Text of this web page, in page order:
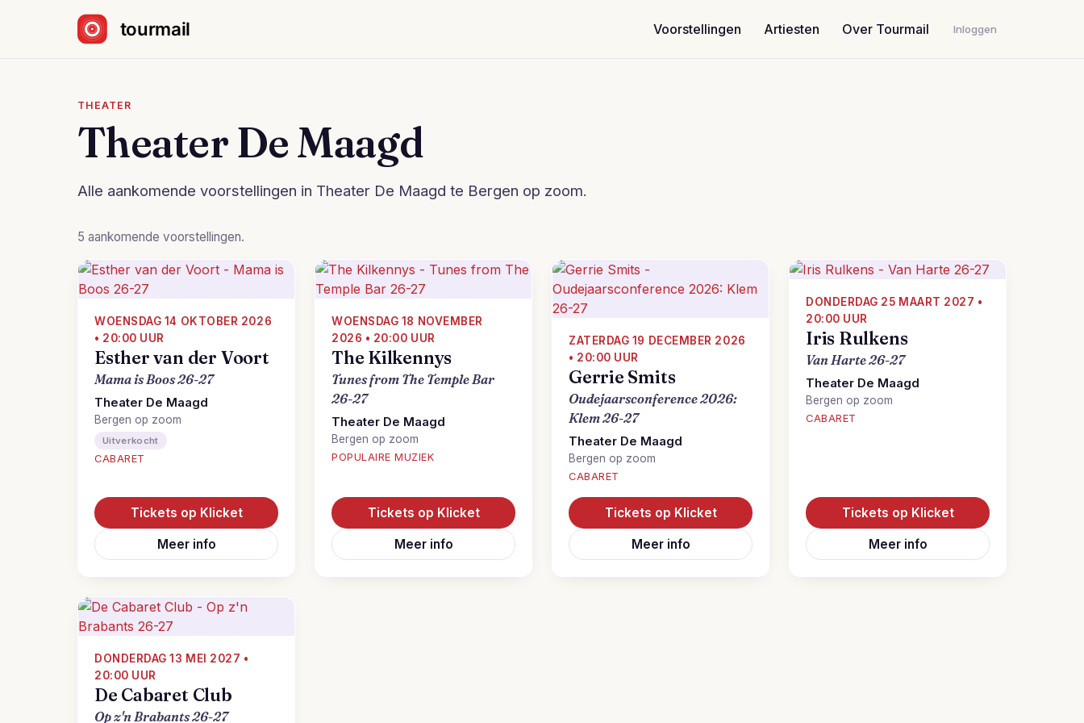
Voorstellingen
Artiesten Over Tourmail Inloggen
THEATER
Theater De Maagd
Alle aankomende voorstellingen in Theater De Maagd te Bergen op zoom.
5 aankomende voorstellingen.
WOENSDAG 14 OKTOBER 2026
• 20:00 UUR
Esther van der Voort
Mama is Boos 26-27
Theater De Maagd
Bergen op zoom
Uitverkocht
CABARET
Tickets op Klicket
Meer info
WOENSDAG 18 NOVEMBER
2026 • 20:00 UUR
The Kilkennys
Tunes from The Temple Bar
26-27
Theater De Maagd
Bergen op zoom
POPULAIRE MUZIEK
Tickets op Klicket
Meer info
ZATERDAG 19 DECEMBER 2026
• 20:00 UUR
Gerrie Smits
Oudejaarsconference 2026:
Klem 26-27
Theater De Maagd
Bergen op zoom
CABARET
Tickets op Klicket
Meer info
DONDERDAG 25 MAART 2027 •
20:00 UUR
Iris Rulkens
Van Harte 26-27
Theater De Maagd
Bergen op zoom
CABARET
Tickets op Klicket
Meer info
DONDERDAG 13 MEI 2027 •
20:00 UUR
De Cabaret Club
Op z'n Brabants 26-27